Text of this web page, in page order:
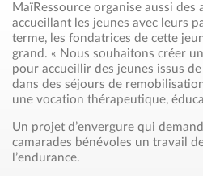
MaïRessource organise aussi des
accueillant les jeunes avec leurs
terme, les fondatrices de cette
grand. « Nous souhaitons créer
pour accueillir des jeunes issus
dans des séjours de
une vocation thérapeutique,
Un projet d’envergure qui
camarades bénévoles un travail
l’endurance.